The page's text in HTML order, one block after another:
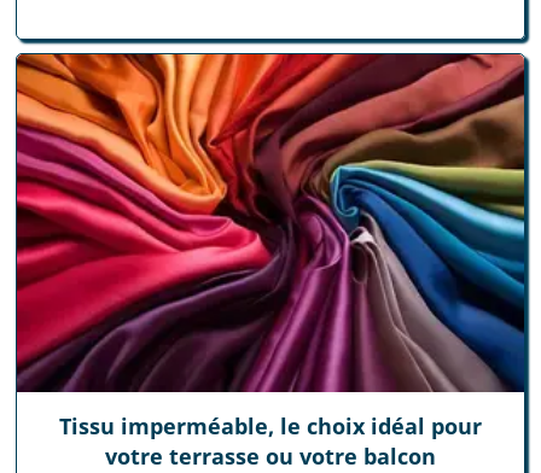
Tissu imperméable, le choix idéal pour
votre terrasse ou votre balcon